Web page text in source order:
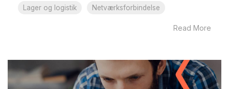
Lager og logistik Netværksforbindelse
Read More